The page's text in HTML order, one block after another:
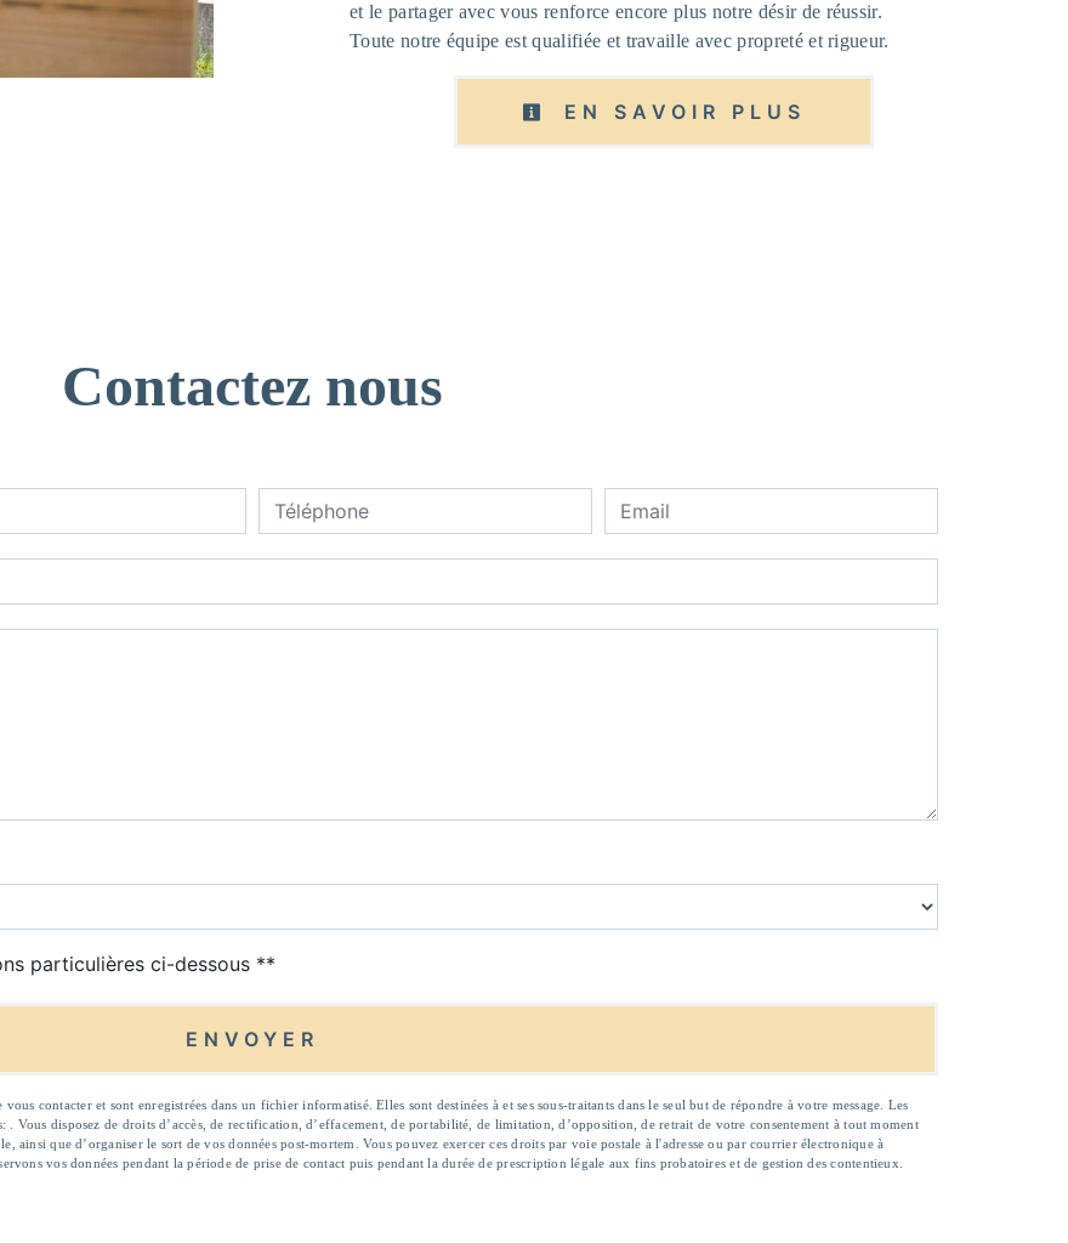
et le partager avec vous renforce encore plus notre désir de réussir.
Toute notre équipe est qualifiée et travaille avec propreté et rigueur.
EN SAVOIR PLUS
Contactez nous
particulières ci-dessous **
ENVOYER
contacter et sont enregistrées dans un fichier informatisé. Elles sont destinées à et ses sous-traitants dans le seul but de répondre à votre message. Les
. Vous disposez de droits d’accès, de rectification, d’effacement, de portabilité, de limitation, d’opposition, de retrait de votre consentement à tout moment
ainsi que d’organiser le sort de vos données post-mortem. Vous pouvez exercer ces droits par voie postale à l'adresse ou par courrier électronique à
vos données pendant la période de prise de contact puis pendant la durée de prescription légale aux fins probatoires et de gestion des contentieux.